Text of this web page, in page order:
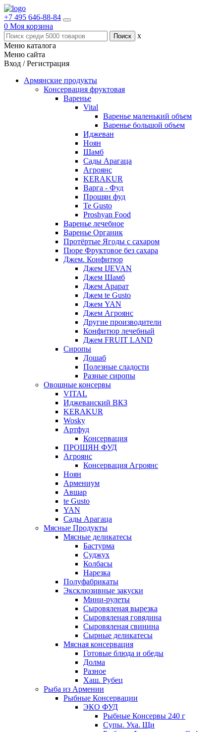
+7 495 646-88-84
0 Моя корзина
x
Меню каталога
Меню сайта
Вход / Регистрация
Армянские продукты
Консервация фруктовая
Варенье
Vital
Варенье маленький объем
Варенье большой объем
Иджеван
Ноян
Шамб
Сады Арагаца
Агроянс
KERAKUR
Варга - Фуд
Прошян фуд
Te Gusto
Proshyan Food
Варенье лечебное
Варенье Органик
Протёртые Ягоды с сахаром
Пюре Фруктовое без сахара
Джем. Конфитюр
Джем IJEVAN
Джем Шамб
Джем Арарат
Джем te Gusto
Джем YAN
Джем Агроянс
Другие производители
Конфитюр лечебный
Джем FRUIT LAND
Сиропы
Дошаб
Полезные сладости
Разные сиропы
Овощные консервы
VITAL
Иджеванский ВКЗ
KERAKUR
Wosky
Артфуд
Консервация
ПРОШЯН ФУД
Агроянс
Консервация Агроянс
Ноян
Армениум
Авшар
te Gusto
YAN
Сады Арагаца
Мясные Продукты
Мясные деликатесы
Бастурма
Суджух
Колбасы
Нарезка
Полуфабрикаты
Эксклюзивные закуски
Мини-рулеты
Сыровяленая вырезка
Сыровяленая говядина
Сыровяленая свинина
Сырные деликатесы
Мясная консервация
Готовые блюда и обеды
Долма
Разное
Хаш. Рубец
Рыба из Армении
Рыбные Консервации
ЭКО ФУД
Рыбные Консервы 240 г
Супы. Уха. Щи